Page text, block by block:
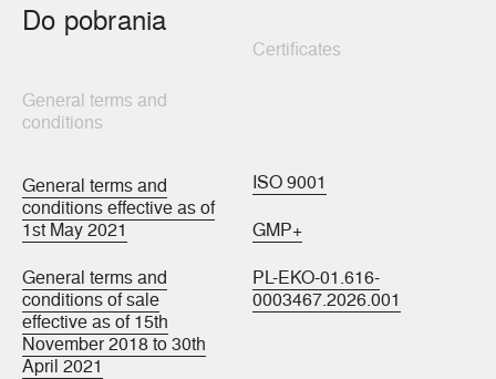
Do pobrania
General terms and
conditions
General terms and
conditions effective as of
1st May 2021
General terms and
conditions of sale
effective as of 15th
November 2018 to 30th
April 2021
Certificates
ISO 9001
GMP+
PL-EKO-01.616-
0003467.2026.001